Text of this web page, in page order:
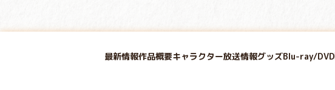
最新情報作品概要キャラクター放送情報グッズBlu-ray/DVD